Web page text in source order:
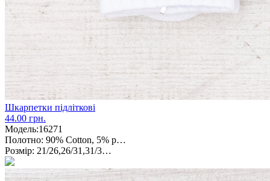
Шкарпетки підліткові
44.00 грн.
Модель:16271
Полотно: 90% Cotton, 5% p…
Розмір: 21/26,26/31,31/3…